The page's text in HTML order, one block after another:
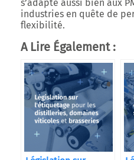
s’adapte aussi bien aux
industries en quête de
flexibilité.
A Lire Également :